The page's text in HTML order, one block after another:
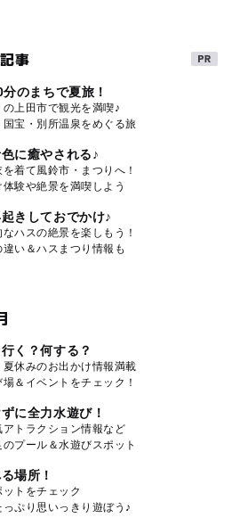
事
のまちで夏旅！
上田市で観光を満喫♪
国宝・別所温泉をめぐる旅
に癒やされる♪
着て風鈴市・まつりへ！
験や絶景を満喫しよう
きしておでかけ♪
ハスの絶景を楽しもう！
違い＆ハスまつり情報も
く？何する？
夏休みのお出かけ情報満載
＆イベントをチェック！
に全力水遊び！
アトラクション情報など
プール＆水遊びスポット
場所！
トをチェック
っぷり思いっきり遊ぼう♪